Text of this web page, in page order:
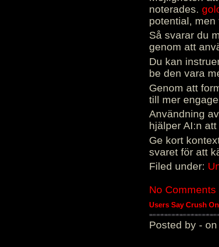
noterades.
potential, men
Så svarar du
genom att
Du kan
be den vara
Genom att
till mer
Användning
hjälper AI:n
Ge kort
svaret för att
Filed under:
No Comments
Users Say Crush
Posted by - on